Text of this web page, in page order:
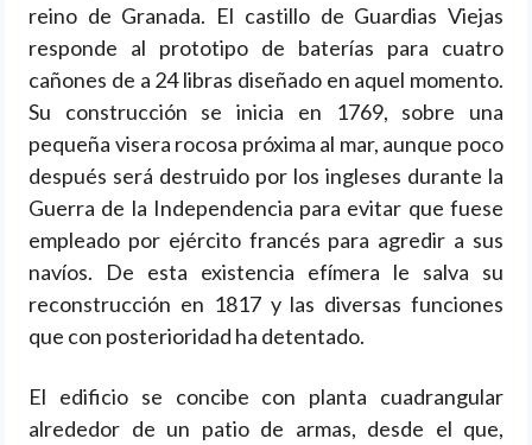
reino de Granada. El castillo de Guardias Viejas
responde al prototipo de baterías para cuatro
cañones de a 24 libras diseñado en aquel momento.
Su construcción se inicia en 1769, sobre una
pequeña visera rocosa próxima al mar, aunque poco
después será destruido por los ingleses durante la
Guerra de la Independencia para evitar que fuese
empleado por ejército francés para agredir a sus
navíos. De esta existencia efímera le salva su
reconstrucción en 1817 y las diversas funciones
que con posterioridad ha detentado.
El edificio se concibe con planta cuadrangular
alrededor de un patio de armas, desde el que,